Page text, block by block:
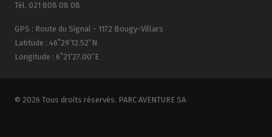
Tél. 021 808 08 08
GPS : Route du Signal - 1172 Bougy-Villars
Latitude : 46˚29’12.52″N
Longitude : 6˚21’27.00″E
© 2026 Tous droits réservés. PARC AVENTURE SA